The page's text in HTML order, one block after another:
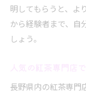
明してもらうと、よ
から経験者まで、自
しょう。
長野県内の紅茶専門